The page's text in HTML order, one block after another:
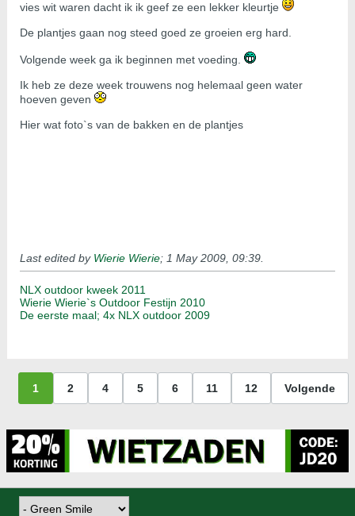
vies wit waren dacht ik ik geef ze een lekker kleurtje
De plantjes gaan nog steed goed ze groeien erg hard.
Volgende week ga ik beginnen met voeding.
Ik heb ze deze week trouwens nog helemaal geen water
hoeven geven
Hier wat foto`s van de bakken en de plantjes
Last edited by Wierie Wierie; 1 May 2009, 09:39
NLX outdoor kweek 2011
Wierie Wierie`s Outdoor Festijn 2010
De eerste maal; 4x NLX outdoor 2009
1 2 4 5 6 11 12 Volgende